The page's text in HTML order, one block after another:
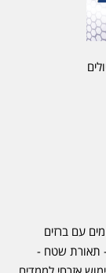
עם ברזים
תאורת שטח -